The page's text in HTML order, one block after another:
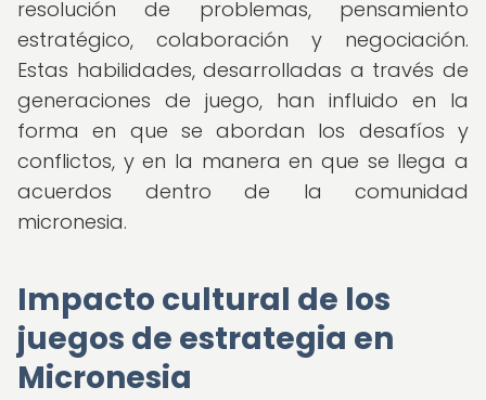
resolución de problemas, pensamiento
estratégico, colaboración y negociación.
Estas habilidades, desarrolladas a través de
generaciones de juego, han influido en la
forma en que se abordan los desafíos y
conflictos, y en la manera en que se llega a
acuerdos dentro de la comunidad
micronesia.
Impacto cultural de los
juegos de estrategia en
Micronesia